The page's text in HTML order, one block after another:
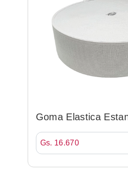
Goma Elastica
50mm*25mt Blanco
Gs. 16.670